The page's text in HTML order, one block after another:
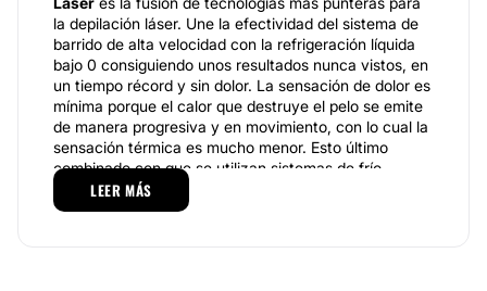
la depilación láser. Une la efectividad del sistema de
barrido de alta velocidad con la refrigeración líquida
bajo 0 consiguiendo unos resultados nunca vistos, en
un tiempo récord y sin dolor. La sensación de dolor es
mínima porque el calor que destruye el pelo se emite
de manera progresiva y en movimiento, con lo cual la
sensación térmica es mucho menor. Esto último
combinado con que se utilizan sistemas de frío
incorporados en el propio cabezal de tratamiento, da
como resultado que todos aquellos clientes aquejados
LEER MÁS